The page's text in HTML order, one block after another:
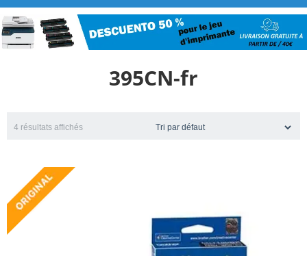
395CN-fr
4 résultats affichés